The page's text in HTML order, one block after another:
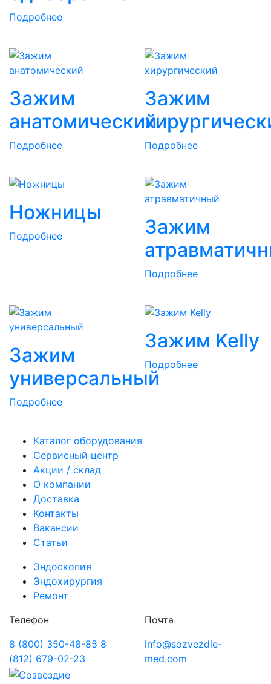
Подробнее
Зажим
анатомический
Подробнее
Зажим
Подробнее
Ножницы
Подробнее
Зажим
Подробнее
Зажим
универсальный
Подробнее
Зажим Kelly
Подробнее
Каталог оборудования
Сервисный центр
Акции / склад
О компании
Доставка
Контакты
Вакансии
Статьи
Эндоскопия
Эндохирургия
Ремонт
Телефон
8 (800) 350-48-85 8
(812) 679-02-23
Почта
info@sozvezdie-
med.com